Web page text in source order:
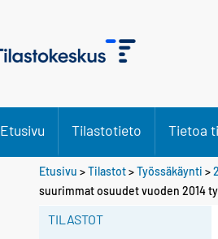
Etusivu Tilastotieto Tietoa
Etusivu >Tilastot>Työssäkäynti >
suurimmat osuudet vuoden 2014
TILASTOT